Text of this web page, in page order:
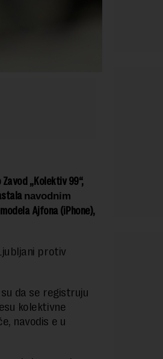
„Kolektiv 99“,
navodnim
Ajfona (iPhone),
protiv
da se registruju
kolektivne
navodis e u